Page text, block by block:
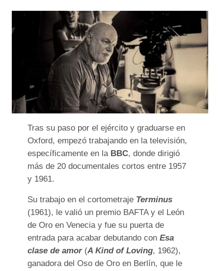
Tras su paso por el ejército y graduarse en
Oxford, empezó trabajando en la televisión,
específicamente en la BBC, donde dirigió
más de 20 documentales cortos entre 1957
y 1961.
Su trabajo en el cortometraje Terminus
(1961), le valió un premio BAFTA y el León
de Oro en Venecia y fue su puerta de
entrada para acabar debutando con Esa
clase de amor(A Kind of Loving, 1962),
ganadora del Oso de Oro en Berlín, que le